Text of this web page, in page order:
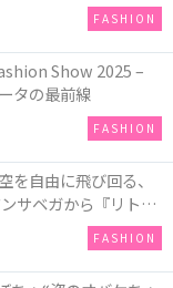
FASHION
Show 2025 –
タの最前線
FASHION
を自由に飛び回る、
サベガから『リトル
ーサリーイヤー』を
FASHION